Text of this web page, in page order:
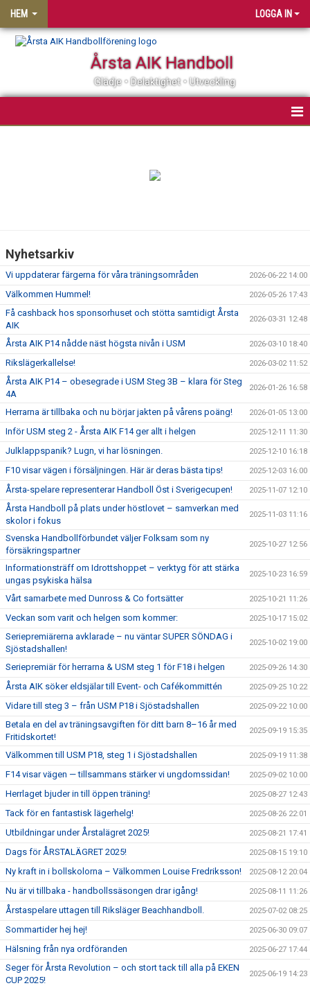
HEM LOGGA IN
Årsta AIK Handboll
Glädje • Delaktighet • Utveckling
KLUBBSHOP
PARTNER
LEDARGUIDEN
Nyhetsarkiv
Vi uppdaterar färgerna för våra träningsområden 2026-06-22 14:00
Välkommen Hummel! 2026-05-26 17:43
Få cashback hos sponsorhuset och stötta samtidigt Årsta
AIK
2026-03-31 12:48
Årsta AIK P14 nådde näst högsta nivån i USM 2026-03-10 18:40
Rikslägerkallelse! 2026-03-02 11:52
Årsta AIK P14 – obesegrade i USM Steg 3B – klara för Steg
4A
2026-01-26 16:58
Herrarna är tillbaka och nu börjar jakten på vårens poäng! 2026-01-05 13:00
Inför USM steg 2 - Årsta AIK F14 ger allt i helgen 2025-12-11 11:30
Julklappspanik? Lugn, vi har lösningen. 2025-12-10 16:18
F10 visar vägen i försäljningen. Här är deras bästa tips! 2025-12-03 16:00
Årsta-spelare representerar Handboll Öst i Sverigecupen! 2025-11-07 12:10
Årsta Handboll på plats under höstlovet – samverkan med
skolor i fokus
2025-11-03 11:16
Svenska Handbollförbundet väljer Folksam som ny
försäkringspartner
2025-10-27 12:56
Informationsträff om Idrottshoppet – verktyg för att stärka
ungas psykiska hälsa
2025-10-23 16:59
Vårt samarbete med Dunross & Co fortsätter 2025-10-21 11:26
Veckan som varit och helgen som kommer: 2025-10-17 15:02
Seriepremiärerna avklarade – nu väntar SUPER SÖNDAG i
Sjöstadshallen!
2025-10-02 19:00
Seriepremiär för herrarna & USM steg 1 för F18 i helgen 2025-09-26 14:30
Årsta AIK söker eldsjälar till Event- och Cafékommittén 2025-09-25 10:22
Vidare till steg 3 – från USM P18 i Sjöstadshallen 2025-09-22 10:00
Betala en del av träningsavgiften för ditt barn 8–16 år med
Fritidskortet!
2025-09-19 15:35
Välkommen till USM P18, steg 1 i Sjöstadshallen 2025-09-19 11:38
F14 visar vägen — tillsammans stärker vi ungdomssidan! 2025-09-02 10:00
Herrlaget bjuder in till öppen träning! 2025-08-27 12:43
Tack för en fantastisk lägerhelg! 2025-08-26 22:01
Utbildningar under Årstalägret 2025! 2025-08-21 17:41
Dags för ÅRSTALÄGRET 2025! 2025-08-15 19:10
Ny kraft in i bollskolorna – Välkommen Louise Fredriksson! 2025-08-12 20:04
Nu är vi tillbaka - handbollssäsongen drar igång! 2025-08-11 11:26
Årstaspelare uttagen till Riksläger Beachhandboll. 2025-07-02 08:25
Sommartider hej hej! 2025-06-30 09:07
Hälsning från nya ordföranden 2025-06-27 17:44
Seger för Årsta Revolution – och stort tack till alla på EKEN
CUP 2025!
2025-06-19 14:23